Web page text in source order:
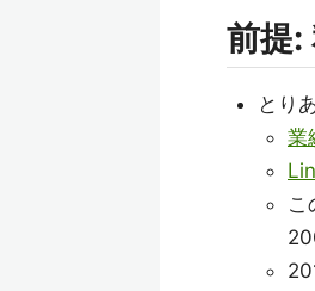
前提:
とり
業
こ